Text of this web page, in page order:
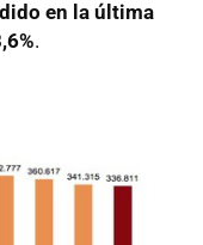
en la última
.